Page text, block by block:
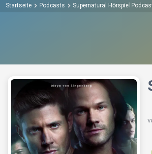
Startseite Podcasts Supernatural Hörspiel